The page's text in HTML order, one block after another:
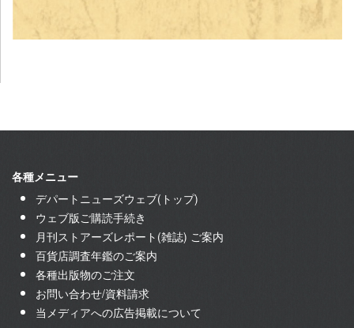
各種メニュー
デパートニューズウェブ(トップ)
ウェブ版ご購読手続き
月刊ストアーズレポート(雑誌) ご案内
百貨店調査年鑑のご案内
各種出版物のご注文
お問い合わせ/資料請求
当メディアへの広告掲載について